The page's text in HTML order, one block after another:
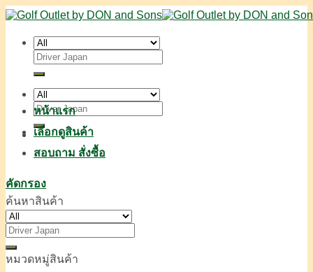
Skip
to
content
ค้นหา:
ค้นหา:
หน้าแรก
เลือกดูสินค้า
สอบถาม สั่งซื้อ
คัดกรอง
ค้นหาสินค้า
ค้นหา:
หมวดหมู่สินค้า